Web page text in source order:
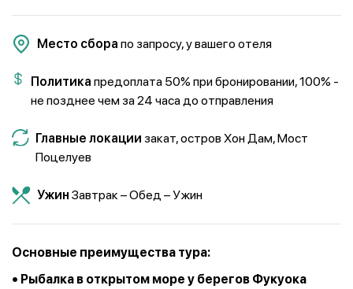
Место сбора по запросу, у вашего отеля
Политика предоплата 50% при бронировании, 100% -
не позднее чем за 24 часа до отправления
Главные локации закат, остров Хон Дам, Мост
Поцелуев
Ужин Завтрак – Обед – Ужин
Основные преимущества тура:
• Рыбалка в открытом море у берегов Фукуока